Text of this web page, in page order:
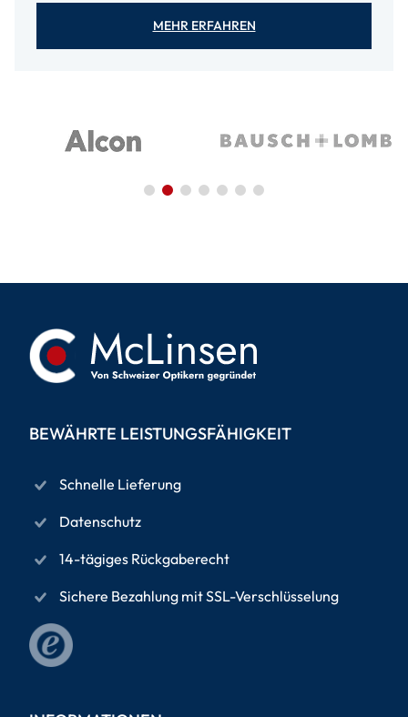
MEHR ERFAHREN
BEWÄHRTE LEISTUNGSFÄHIGKEIT
Schnelle Lieferung
Datenschutz
14-tägiges Rückgaberecht
Sichere Bezahlung mit SSL-Verschlüsselung